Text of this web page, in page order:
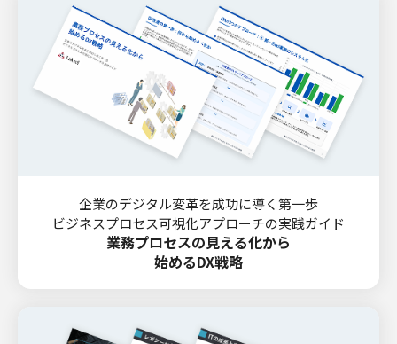
企業のデジタル変革を成功に導く第一歩
ビジネスプロセス可視化アプローチの実践ガイド
業務プロセスの見える化から
始めるDX戦略